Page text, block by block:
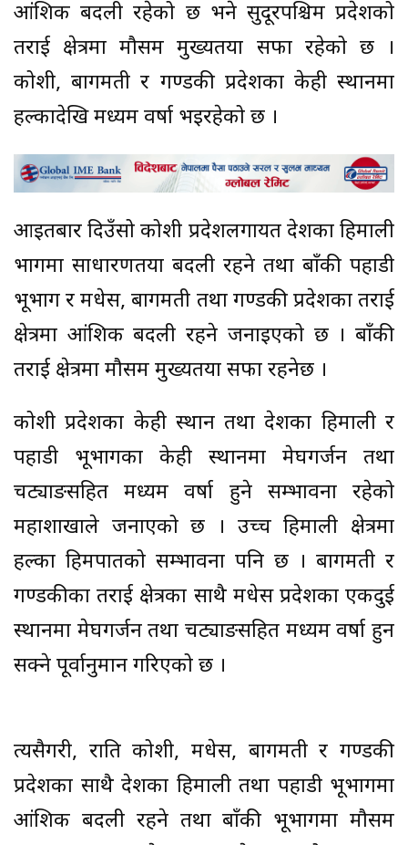
आंशिक बदली रहेको छ भने सुदूरपश्चिम प्रदेशको
तराई क्षेत्रमा मौसम मुख्यतया सफा रहेको छ ।
कोशी, बागमती र गण्डकी प्रदेशका केही स्थानमा
हल्कादेखि मध्यम वर्षा भइरहेको छ ।
आइतबार दिउँसो कोशी प्रदेशलगायत देशका हिमाली
भागमा साधारणतया बदली रहने तथा बाँकी पहाडी
भूभाग र मधेस, बागमती तथा गण्डकी प्रदेशका तराई
क्षेत्रमा आंशिक बदली रहने जनाइएको छ । बाँकी
तराई क्षेत्रमा मौसम मुख्यतया सफा रहनेछ ।
कोशी प्रदेशका केही स्थान तथा देशका हिमाली र
पहाडी भूभागका केही स्थानमा मेघगर्जन तथा
चट्याङसहित मध्यम वर्षा हुने सम्भावना रहेको
महाशाखाले जनाएको छ । उच्च हिमाली क्षेत्रमा
हल्का हिमपातको सम्भावना पनि छ । बागमती र
गण्डकीका तराई क्षेत्रका साथै मधेस प्रदेशका एकदुई
स्थानमा मेघगर्जन तथा चट्याङसहित मध्यम वर्षा हुन
सक्ने पूर्वानुमान गरिएको छ ।
त्यसैगरी, राति कोशी, मधेस, बागमती र गण्डकी
प्रदेशका साथै देशका हिमाली तथा पहाडी भूभागमा
आंशिक बदली रहने तथा बाँकी भूभागमा मौसम